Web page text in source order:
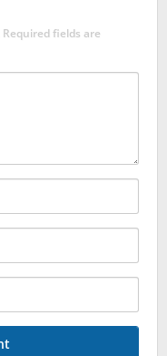
Required fields are